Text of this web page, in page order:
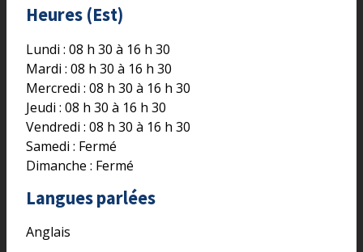
Heures (Est)
Lundi : 08 h 30 à 16 h 30
Mardi : 08 h 30 à 16 h 30
Mercredi : 08 h 30 à 16 h 30
Jeudi : 08 h 30 à 16 h 30
Vendredi : 08 h 30 à 16 h 30
Samedi : Fermé
Dimanche : Fermé
Langues parlées
Anglais